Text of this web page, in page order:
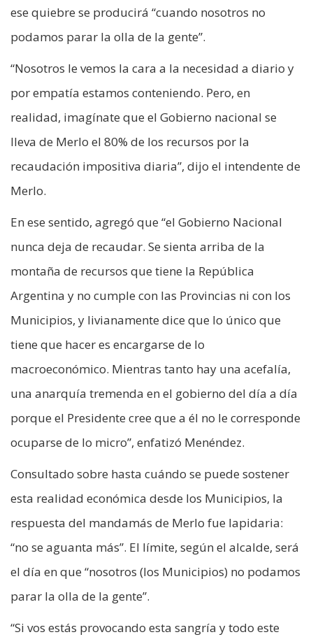
ese quiebre se producirá “cuando nosotros no
podamos parar la olla de la gente”.
“Nosotros le vemos la cara a la necesidad a diario y
por empatía estamos conteniendo. Pero, en
realidad, imagínate que el Gobierno nacional se
lleva de Merlo el 80% de los recursos por la
recaudación impositiva diaria”, dijo el intendente de
Merlo.
En ese sentido, agregó que “el Gobierno Nacional
nunca deja de recaudar. Se sienta arriba de la
montaña de recursos que tiene la República
Argentina y no cumple con las Provincias ni con los
Municipios, y livianamente dice que lo único que
tiene que hacer es encargarse de lo
macroeconómico. Mientras tanto hay una acefalía,
una anarquía tremenda en el gobierno del día a día
porque el Presidente cree que a él no le corresponde
ocuparse de lo micro”, enfatizó Menéndez.
Consultado sobre hasta cuándo se puede sostener
esta realidad económica desde los Municipios, la
respuesta del mandamás de Merlo fue lapidaria:
“no se aguanta más”. El límite, según el alcalde, será
el día en que “nosotros (los Municipios) no podamos
parar la olla de la gente”.
“Si vos estás provocando esta sangría y todo este